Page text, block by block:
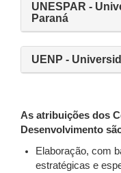
UNESPAR -
Paraná
UENP -
As atribuições dos
Desenvolvimento
Elaboração, com
estratégicas e